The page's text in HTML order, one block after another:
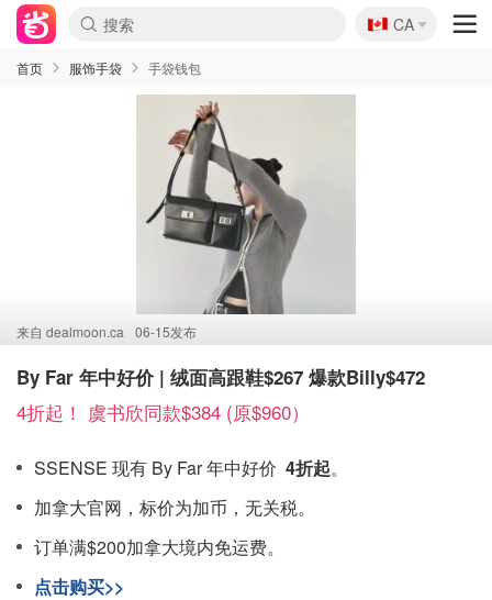
🇨🇦
CA
首页 服饰手袋 手袋钱包
来自 dealmoon.ca 06-15发布
By Far 年中好价 | 绒面高跟鞋$267 爆款Billy$472
4折起！ 虞书欣同款$384 (原$960）
SSENSE 现有 By Far 年中好价 4折起。
加拿大官网，标价为加币，无关税。
订单满$200加拿大境内免运费。
点击购买>>